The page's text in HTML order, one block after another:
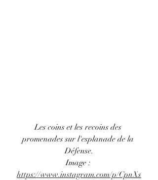
Les coins et les recoins des
promenades sur l'esplanade de la
Défense.
Image :
https://www.instagram.com/p/CpnXs